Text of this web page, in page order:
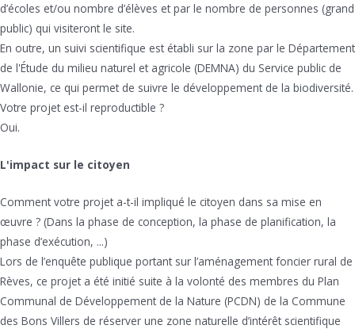
d’écoles et/ou nombre d’élèves et par le nombre de personnes (grand
public) qui visiteront le site.
En outre, un suivi scientifique est établi sur la zone par le Département
de l'Étude du milieu naturel et agricole (DEMNA) du Service public de
Wallonie, ce qui permet de suivre le développement de la biodiversité.
Votre projet est-il reproductible ?
Oui.
L'impact sur le citoyen
Comment votre projet a-t-il impliqué le citoyen dans sa mise en
œuvre ? (Dans la phase de conception, la phase de planification, la
phase d’exécution, ...)
Lors de l’enquête publique portant sur l’aménagement foncier rural de
Rèves, ce projet a été initié suite à la volonté des membres du Plan
Communal de Développement de la Nature (PCDN) de la Commune
des Bons Villers de réserver une zone naturelle d’intérêt scientifique